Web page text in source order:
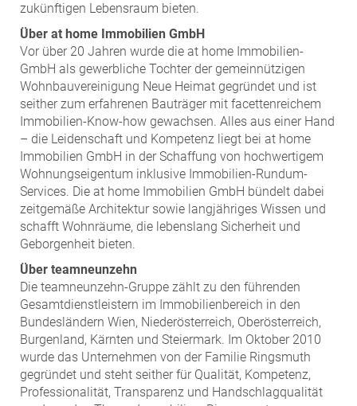
zukünftigen Lebensraum bieten.
Über at home Immobilien GmbH
Vor über 20 Jahren wurde die at home Immobilien-
GmbH als gewerbliche Tochter der gemeinnützigen
Wohnbauvereinigung Neue Heimat gegründet und ist
seither zum erfahrenen Bauträger mit facettenreichem
Immobilien-Know-how gewachsen. Alles aus einer Hand
– die Leidenschaft und Kompetenz liegt bei at home
Immobilien GmbH in der Schaffung von hochwertigem
Wohnungseigentum inklusive Immobilien-Rundum-
Services. Die at home Immobilien GmbH bündelt dabei
zeitgemäße Architektur sowie langjähriges Wissen und
schafft Wohnräume, die lebenslang Sicherheit und
Geborgenheit bieten.
Über teamneunzehn
Die teamneunzehn-Gruppe zählt zu den führenden
Gesamtdienstleistern im Immobilienbereich in den
Bundesländern Wien, Niederösterreich, Oberösterreich,
Burgenland, Kärnten und Steiermark. Im Oktober 2010
wurde das Unternehmen von der Familie Ringsmuth
gegründet und steht seither für Qualität, Kompetenz,
Professionalität, Transparenz und Handschlagqualität